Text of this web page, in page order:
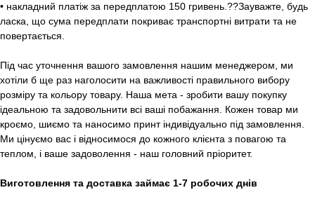
• накладний платіж за передплатою 150 гривень.??Зауважте, будь
ласка, що сума передплати покриває транспортні витрати та не
повертається.
Під час уточнення вашого замовлення нашим менеджером, ми
хотіли б ще раз наголосити на важливості правильного вибору
розміру та кольору товару. Наша мета - зробити вашу покупку
ідеальною та задовольнити всі ваші побажання. Кожен товар ми
кроємо, шиємо та наносимо принт індивідуально під замовлення.
Ми цінуємо вас і відносимося до кожного клієнта з повагою та
теплом, і ваше задоволення - наш головний пріоритет.
Виготовлення та доставка займає 1-7 робочих днів